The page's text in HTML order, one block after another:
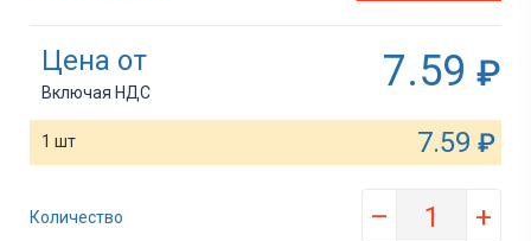
Цена от
Включая НДС 7.59 ₽
1 шт 7.59 ₽
Количество – +